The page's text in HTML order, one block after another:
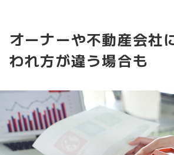
オーナーや不動産会社
われ方が違う場合も